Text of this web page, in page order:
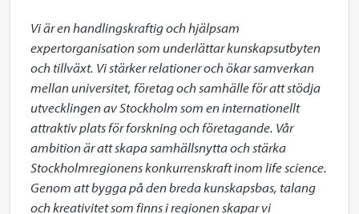
Vi är en handlingskraftig och hjälpsam
expertorganisation som underlättar kunskapsutbyten
och tillväxt. Vi stärker relationer och ökar samverkan
mellan universitet, företag och samhälle för att stödja
utvecklingen av Stockholm som en internationellt
attraktiv plats för forskning och företagande. Vår
ambition är att skapa samhällsnytta och stärka
Stockholmregionens konkurrenskraft inom life science.
Genom att bygga på den breda kunskapsbas, talang
och kreativitet som finns i regionen skapar vi